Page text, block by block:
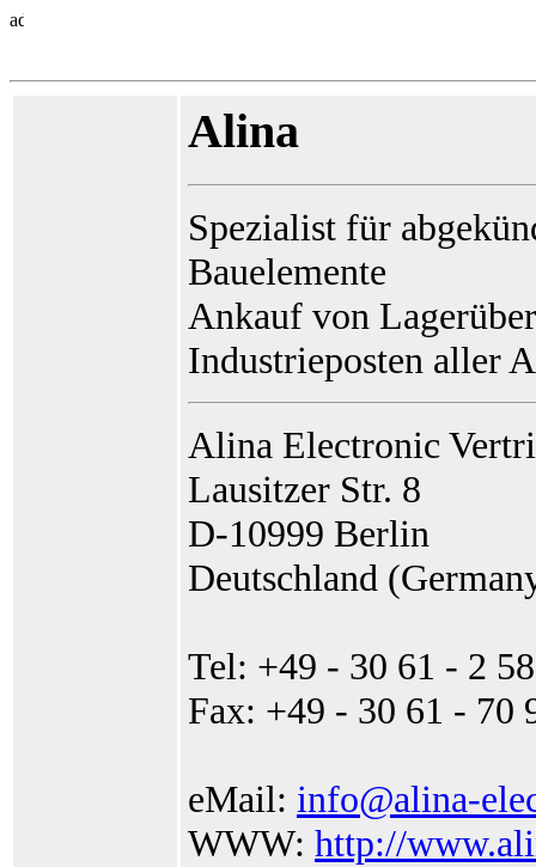
Alina
Spezialist für
Bauelemente
Ankauf von
Industrieposten aller
Alina Electronic
Lausitzer Str. 8
D-10999 Berlin
Deutschland
Tel: +49 - 30 61 - 2
Fax: +49 - 30 61 - 70
eMail: info@alina-
WWW: http://